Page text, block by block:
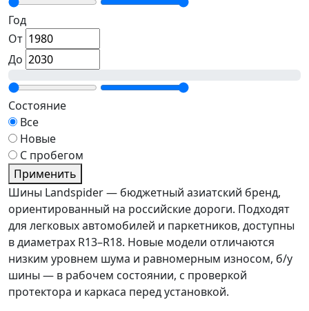
Год
От
До
Состояние
Все
Новые
С пробегом
Применить
Шины Landspider — бюджетный азиатский бренд,
ориентированный на российские дороги. Подходят
для легковых автомобилей и паркетников, доступны
в диаметрах R13–R18. Новые модели отличаются
низким уровнем шума и равномерным износом, б/у
шины — в рабочем состоянии, с проверкой
протектора и каркаса перед установкой.